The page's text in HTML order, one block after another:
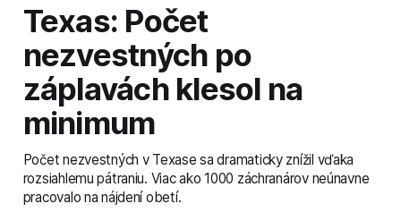
Texas: Počet
nezvestných po
záplavách klesol na
minimum
Počet nezvestných v Texase sa dramaticky znížil vďaka
rozsiahlemu pátraniu. Viac ako 1000 záchranárov neúnavne
pracovalo na nájdení obetí.